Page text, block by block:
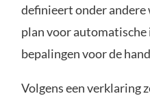
definieert onder andere
plan voor
bepalingen voor de
Volgens een verklaring